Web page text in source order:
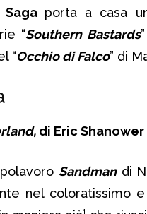
Saga porta a casa
“Southern Bastards
“Occhio di Falco” di
di Eric
Sandmandi
nel coloratissimo